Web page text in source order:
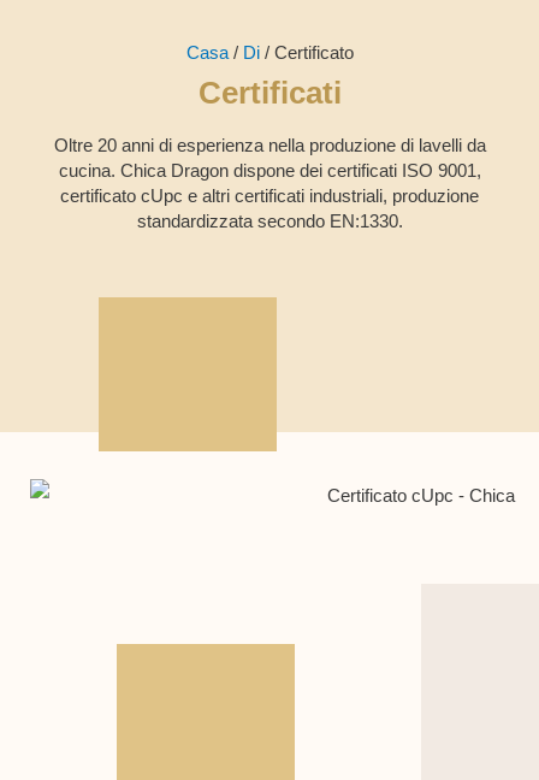
Casa/ Di/ Certificato
Certificati
Oltre 20 anni di esperienza nella produzione di lavelli da
cucina. Chica Dragon dispone dei certificati ISO 9001,
certificato cUpc e altri certificati industriali, produzione
standardizzata secondo EN:1330.